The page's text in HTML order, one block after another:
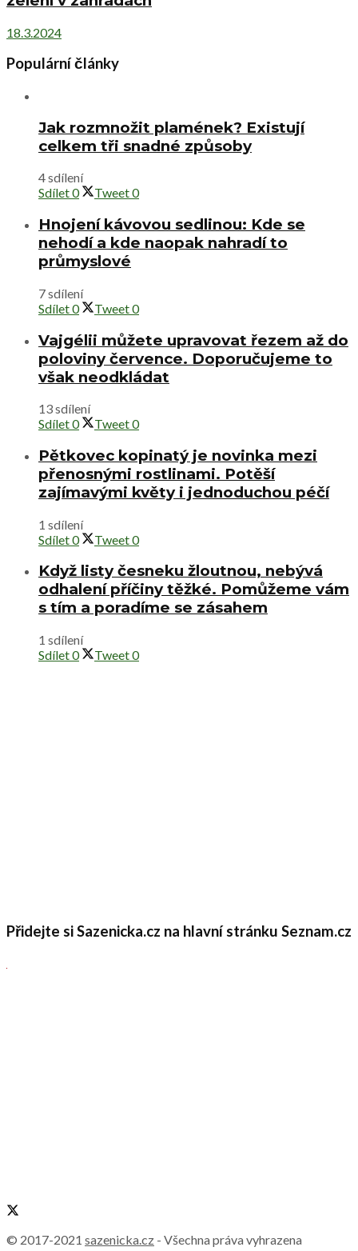
18.3.2024
Populární články
Jak rozmnožit plamének? Existují
celkem tři snadné způsoby
4 sdílení
Sdílet0 Tweet0
Hnojení kávovou sedlinou: Kde se
nehodí a kde naopak nahradí to
průmyslové
7 sdílení
Sdílet0 Tweet0
Vajgélii můžete upravovat řezem až do
poloviny července. Doporučujeme to
však neodkládat
13 sdílení
Sdílet0 Tweet0
Pětkovec kopinatý je novinka mezi
přenosnými rostlinami. Potěší
zajímavými květy i jednoduchou péčí
1 sdílení
Sdílet0 Tweet0
Když listy česneku žloutnou, nebývá
odhalení příčiny těžké. Pomůžeme vám
s tím a poradíme se zásahem
1 sdílení
Sdílet0 Tweet0
Přidejte si Sazenicka.cz na hlavní stránku Seznam.cz
© 2017-2021 sazenicka.cz - Všechna práva vyhrazena